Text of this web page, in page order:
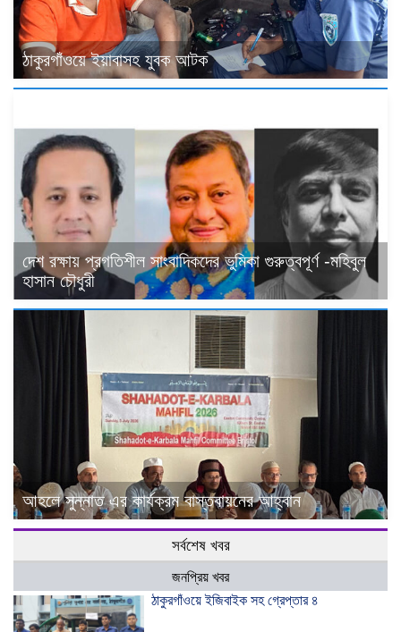
ঠাকুরগাঁওয়ে ইয়াবাসহ যুবক আটক
দেশ রক্ষায় প্রগতিশীল সাংবাদিকদের ভুমিকা গুরুত্বপূর্ণ -মহিবুল
হাসান চৌধুরী
আহলে সুন্নাত এর কার্যক্রম বাস্তবায়নের আহ্বান
সর্বশেষ খবর
জনপ্রিয় খবর
ঠাকুরগাঁওয়ে ইজিবাইক সহ গ্রেপ্তার ৪